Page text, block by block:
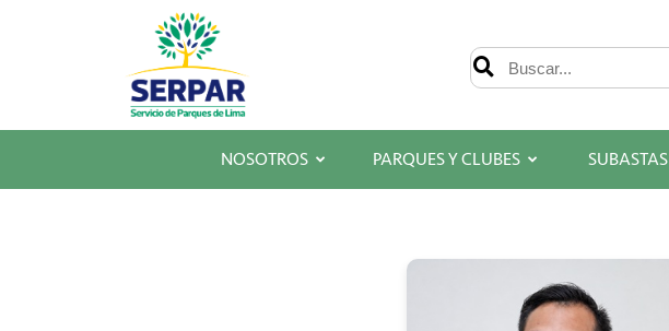
SERPAR
–
Servicio
de
Parques
NOSOTROS PARQUES Y CLUBES SUBASTAS